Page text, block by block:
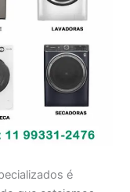
é